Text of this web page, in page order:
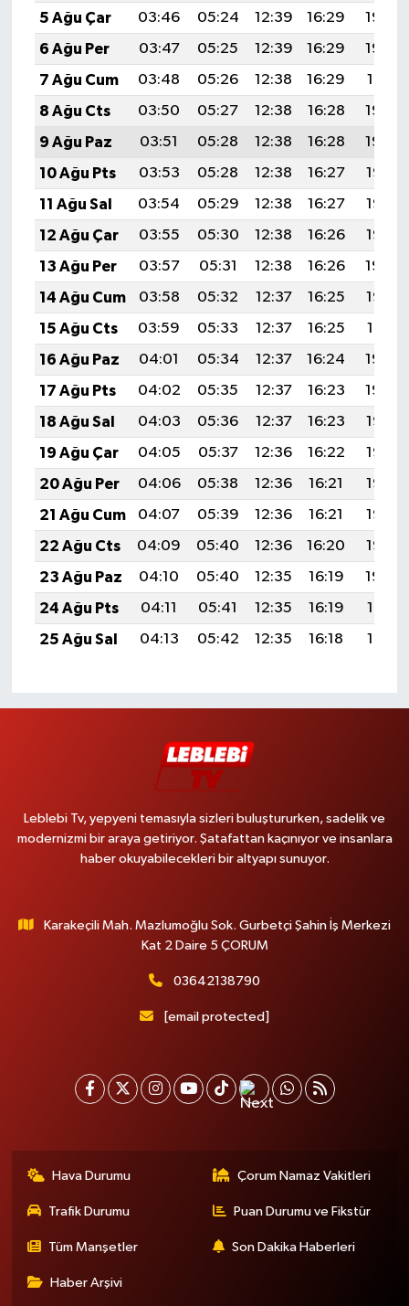
5 Ağu Çar
03:46 05:24 12:39 16:29
19:44
6 Ağu Per
03:47 05:25 12:39 16:29
19:42
7 Ağu Cum
03:48 05:26 12:38 16:29
19:41
8 Ağu Cts
03:50 05:27 12:38 16:28
19:40
9 Ağu Paz
03:51 05:28 12:38 16:28
19:39
10 Ağu Pts
03:53 05:28 12:38 16:27
19:38
11 Ağu Sal
03:54 05:29 12:38 16:27
19:36
12 Ağu Çar
03:55 05:30 12:38 16:26
19:35
13 Ağu Per
03:57 05:31 12:38 16:26
19:34
14 Ağu Cum
03:58 05:32 12:37 16:25
19:33
15 Ağu Cts
03:59 05:33 12:37 16:25
19:31
16 Ağu Paz
04:01 05:34 12:37 16:24
19:30
17 Ağu Pts
04:02 05:35 12:37 16:23
19:29
18 Ağu Sal
04:03 05:36 12:37 16:23
19:27
19 Ağu Çar
04:05 05:37 12:36 16:22
19:26
20 Ağu Per
04:06 05:38 12:36 16:21
19:25
21 Ağu Cum
04:07 05:39 12:36 16:21
19:23
22 Ağu Cts
04:09 05:40 12:36 16:20
19:22
23 Ağu Paz
04:10 05:40 12:35 16:19
19:20
24 Ağu Pts
04:11 05:41 12:35 16:19
19:19
25 Ağu Sal
04:13 05:42 12:35 16:18 19:17
Leblebi Tv, yepyeni temasıyla sizleri buluştururken, sadelik ve
modernizmi bir araya getiriyor. Şatafattan kaçınıyor ve insanlara
haber okuyabilecekleri bir altyapı sunuyor.
Karakeçili Mah. Mazlumoğlu Sok. Gurbetçi Şahin İş Merkezi
Kat 2 Daire 5 ÇORUM
03642138790
[email protected]
Hava Durumu Çorum Namaz Vakitleri
Trafik Durumu Puan Durumu ve Fikstür
Tüm Manşetler Son Dakika Haberleri
Haber Arşivi